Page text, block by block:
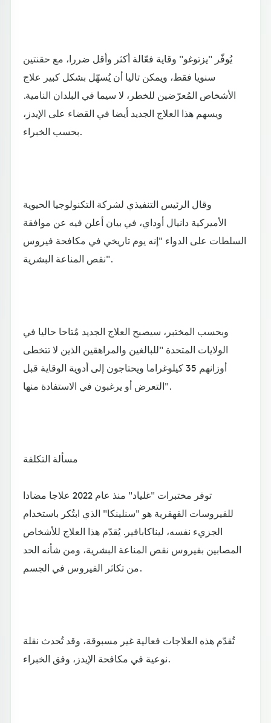
يُوفّر "يزتوغو" وقاية فعّالة أكثر وأقل ضررا، مع حقنتين
سنويا فقط، ويمكن تاليا أن يُسهّل بشكل كبير علاج
الأشخاص المُعرّضين للخطر، لا سيما في البلدان النامية.
ويسهم هذا العلاج الجديد أيضا في القضاء على الإيدز،
بحسب الخبراء.
وقال الرئيس التنفيذي لشركة التكنولوجيا الحيوية
الأميركية دانيال أوداي، في بيان أعلن فيه عن موافقة
السلطات على الدواء "إنه يوم تاريخي في مكافحة فيروس
نقص المناعة البشرية".
وبحسب المختبر، سيصبح العلاج الجديد مُتاحا حاليا في
الولايات المتحدة "للبالغين والمراهقين الذين لا تتخطى
أوزانهم 35 كيلوغراما ويحتاجون إلى أدوية الوقاية قبل
التعرض أو يرغبون في الاستفادة منها".
مسألة التكلفة
توفر مختبرات "غلياد" منذ عام 2022 علاجا مضادا
للفيروسات القهقرية هو "سنلينكا" الذي ابتُكر باستخدام
الجزيء نفسه، ليناكابافير. يُقدّم هذا العلاج للأشخاص
المصابين بفيروس نقص المناعة البشرية، ومن شأنه الحد
من تكاثر الفيروس في الجسم.
تُقدّم هذه العلاجات فعالية غير مسبوقة، وقد تُحدث نقلة
نوعية في مكافحة الإيدز، وفق الخبراء.